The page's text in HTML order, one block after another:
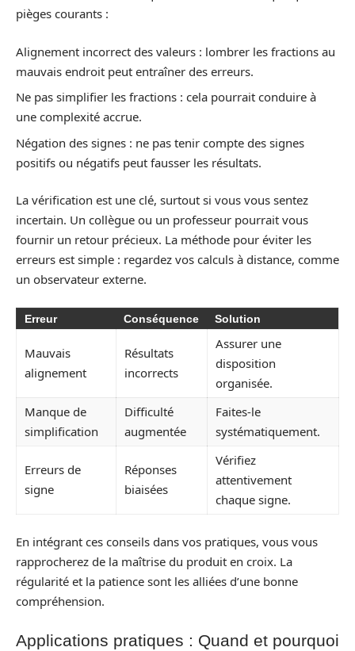
pièges courants :
Alignement incorrect des valeurs : lombrer les fractions au
mauvais endroit peut entraîner des erreurs.
Ne pas simplifier les fractions : cela pourrait conduire à
une complexité accrue.
Négation des signes : ne pas tenir compte des signes
positifs ou négatifs peut fausser les résultats.
La vérification est une clé, surtout si vous vous sentez
incertain. Un collègue ou un professeur pourrait vous
fournir un retour précieux. La méthode pour éviter les
erreurs est simple : regardez vos calculs à distance, comme
un observateur externe.
Erreur Conséquence Solution
Mauvais
alignement
Résultats
incorrects
Assurer une
disposition
organisée.
Manque de
simplification
Difficulté
augmentée
Faites-le
systématiquement.
Erreurs de
signe
Réponses
biaisées
Vérifiez
attentivement
chaque signe.
En intégrant ces conseils dans vos pratiques, vous vous
rapprocherez de la maîtrise du produit en croix. La
régularité et la patience sont les alliées d’une bonne
compréhension.
Applications pratiques : Quand et pourquoi